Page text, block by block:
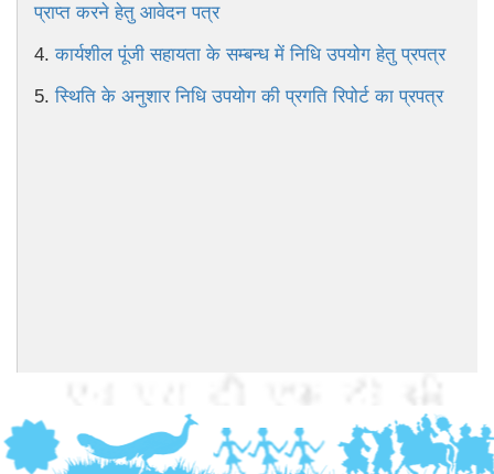
प्राप्त करने हेतु आवेदन पत्र
4.कार्यशील पूंजी सहायता के सम्बन्ध में निधि उपयोग हेतु प्रपत्र
5.स्थिति के अनुशार निधि उपयोग की प्रगति रिपोर्ट का प्रपत्र